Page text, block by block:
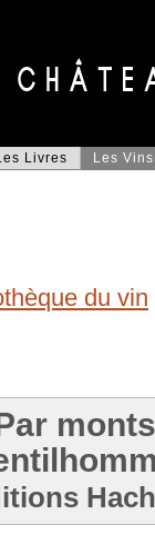
Livres Les Vins
du vin